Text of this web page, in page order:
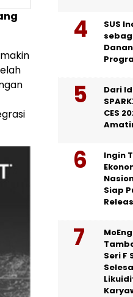
SUS
Dari
CES
Ingin
Siap
Seri F